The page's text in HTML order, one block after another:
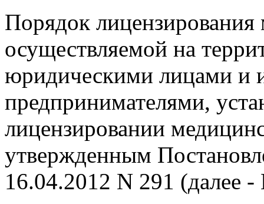
Порядок лицензирования
осуществляемой на
юридическими лицами и
предпринимателями,
лицензировании
утвержденным
16.04.2012 N 291 (далее